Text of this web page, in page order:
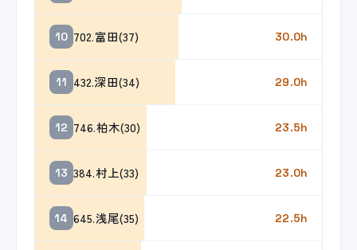
10 702.富田(37) 30.0h
11 432.深田(34) 29.0h
12 746.柏木(30) 23.5h
13 384.村上(33) 23.0h
14 645.浅尾(35) 22.5h